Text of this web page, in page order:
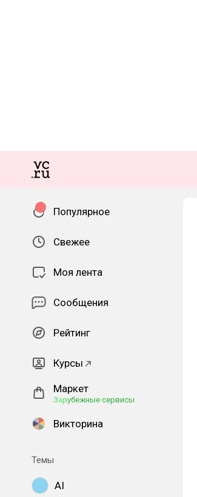
Популярное
Свежее
Моя лента
Сообщения
Рейтинг
Курсы
Маркет
Зарубежные сервисы
Викторина
Темы
AI